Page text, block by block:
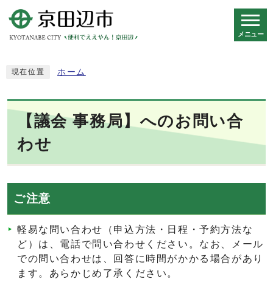
メニュー
現在位置 ホーム
【議会 事務局】へのお問い合
わせ
ご注意
軽易な問い合わせ（申込方法・日程・予約方法な
ど）は、電話で問い合わせください。なお、メール
での問い合わせは、回答に時間がかかる場合があり
ます。あらかじめ了承ください。